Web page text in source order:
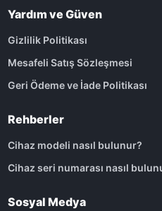
Yardım ve Güven
Gizlilik Politikası
Mesafeli Satış Sözleşmesi
Geri Ödeme ve İade Politikası
Rehberler
Cihaz modeli nasıl bulunur?
Cihaz seri numarası nasıl
Sosyal Medya